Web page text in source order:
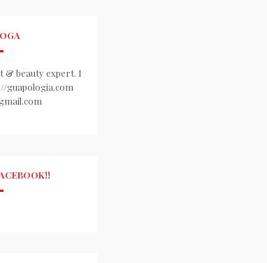
& beauty expert. I
guapologia.com